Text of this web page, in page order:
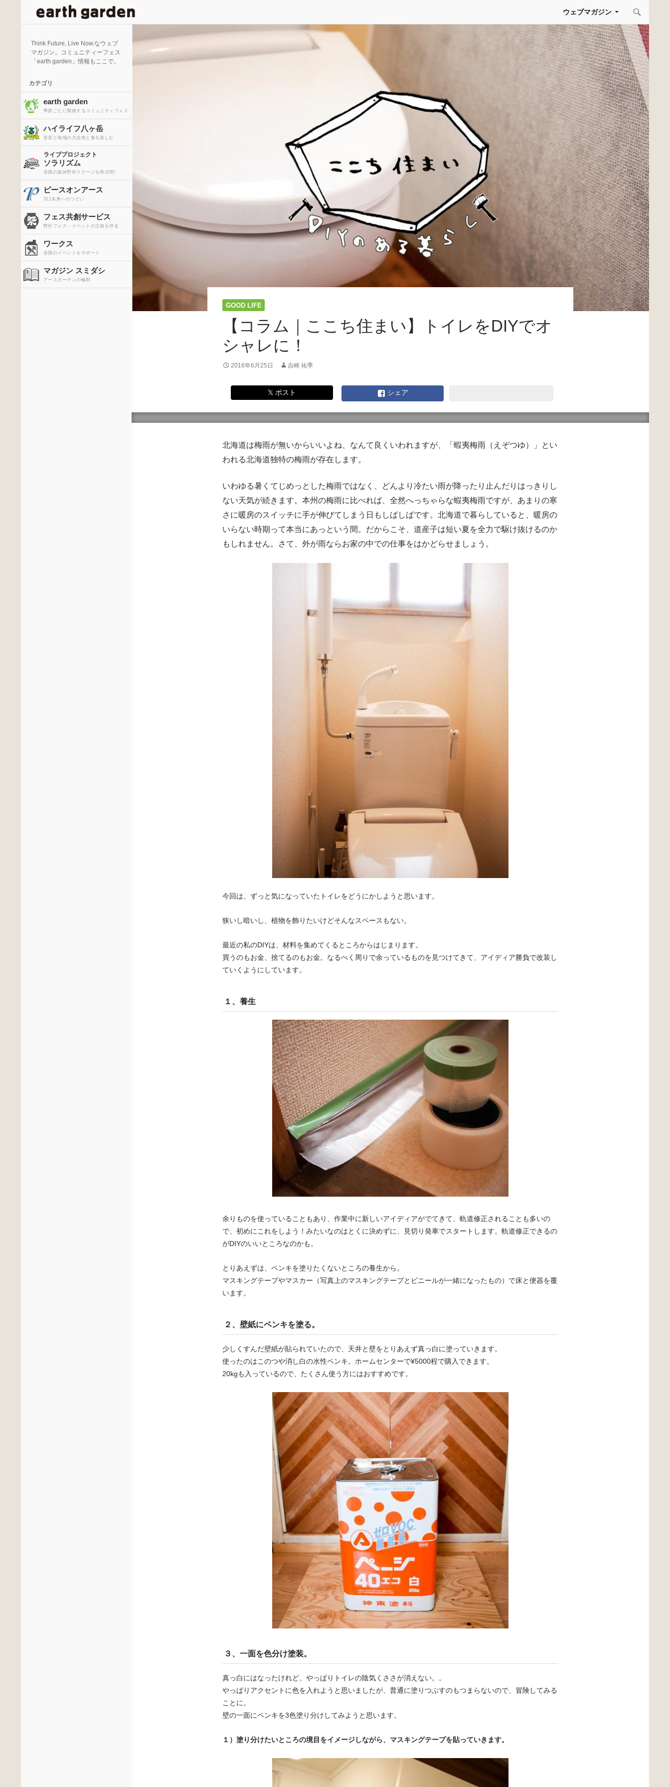
ウェブマガジン
GOOD LIFE
【コラム｜ここち住まい】トイレをDIYでオ
シャレに！
2016年6月25日 吉崎 祐季
𝕏 ポスト シェア
北海道は梅雨が無いからいいよね、なんて良くいわれますが、「蝦夷梅雨（えぞつゆ）」とい
われる北海道独特の梅雨が存在します。
いわゆる暑くてじめっとした梅雨ではなく、どんより冷たい雨が降ったり止んだりはっきりし
ない天気が続きます。本州の梅雨に比べれば、全然へっちゃらな蝦夷梅雨ですが、あまりの寒
さに暖房のスイッチに手が伸びてしまう日もしばしばです。北海道で暮らしていると、暖房の
いらない時期って本当にあっという間。だからこそ、道産子は短い夏を全力で駆け抜けるのか
もしれません。さて、外が雨ならお家の中での仕事をはかどらせましょう。
今回は、ずっと気になっていたトイレをどうにかしようと思います。
狭いし暗いし、植物を飾りたいけどそんなスペースもない。
最近の私のDIYは、材料を集めてくるところからはじまります。
買うのもお金、捨てるのもお金。なるべく周りで余っているものを見つけてきて、アイディア勝負で改装し
ていくようにしています。
１、養生
余りものを使っていることもあり、作業中に新しいアイディアがでてきて、軌道修正されることも多いの
で、初めにこれをしよう！みたいなのはとくに決めずに、見切り発車でスタートします。軌道修正できるの
がDIYのいいところなのかも。
とりあえずは、ペンキを塗りたくないところの養生から。
マスキングテープやマスカー（写真上のマスキングテープとビニールが一緒になったもの）で床と便器を覆
います。
２、壁紙にペンキを塗る。
少しくすんだ壁紙が貼られていたので、天井と壁をとりあえず真っ白に塗っていきます。
使ったのはこのつや消し白の水性ペンキ。ホームセンターで¥5000程で購入できます。
20kgも入っているので、たくさん使う方にはおすすめです。
３、一面を色分け塗装。
真っ白にはなったけれど、やっぱりトイレの陰気くささが消えない。。
やっぱりアクセントに色を入れようと思いましたが、普通に塗りつぶすのもつまらないので、冒険してみる
ことに。
壁の一面にペンキを3色塗り分けしてみようと思います。
１）塗り分けたいところの境目をイメージしながら、マスキングテープを貼っていきます。
Think Future, Live Now.なウェブ
マガジン。コミュニティーフェス
「earth garden」情報もここで。
カテゴリ
earth garden
季節ごとに開催するコミュニティフェス
ハイライフ八ヶ岳
音楽と地域の大自然と食を楽しむ
ライブプロジェクト
ソラリズム
全国の遊休野外ステージを再活用!
ピースオンアース
311未来へのつどい
フェス共創サービス
野外フェス・イベントの主催を伴走
ワークス
全国のイベントをサポート
マガジン スミダシ
アースガーデンの輪郭